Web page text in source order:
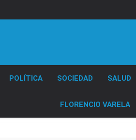
POLÍTICA SOCIEDAD SALUD
FLORENCIO VARELA